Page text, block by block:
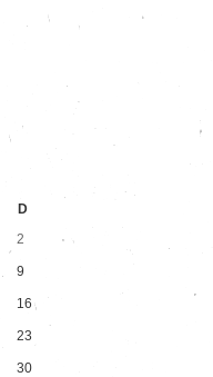
D
2
9
16
23
30